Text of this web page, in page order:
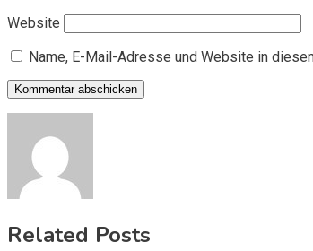
Website
Name, E-Mail-Adresse und Website in
Related Posts